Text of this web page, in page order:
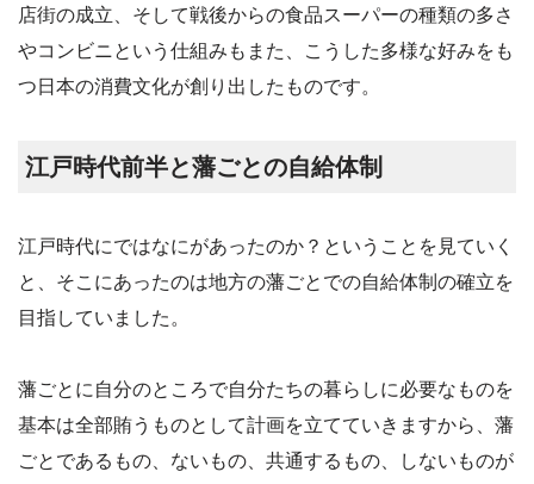
店街の成立、そして戦後からの食品スーパーの種類の多さ
やコンビニという仕組みもまた、こうした多様な好みをも
つ日本の消費文化が創り出したものです。
江戸時代前半と藩ごとの自給体制
江戸時代にではなにがあったのか？ということを見ていく
と、そこにあったのは地方の藩ごとでの自給体制の確立を
目指していました。
藩ごとに自分のところで自分たちの暮らしに必要なものを
基本は全部賄うものとして計画を立てていきますから、藩
ごとであるもの、ないもの、共通するもの、しないものが